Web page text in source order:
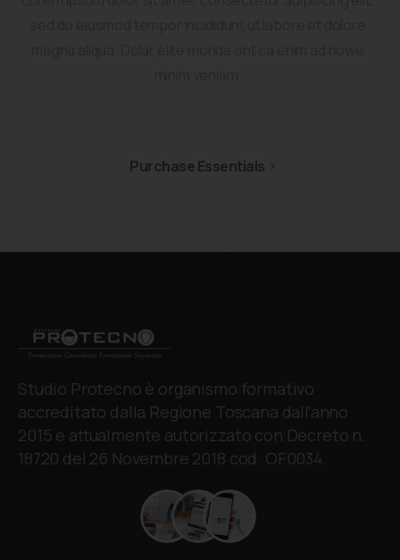
Purchase Essentials
Studio Protecno è organismo formativo
accreditato dalla Regione Toscana dall'anno
2015 e attualmente autorizzato con Decreto n.
18720 del 26 Novembre 2018 cod. OF0034.